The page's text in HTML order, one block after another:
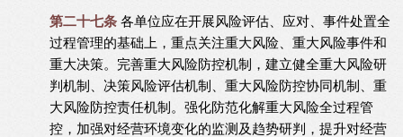
第二十七条 各单位应在开展风险评估、应对、事件处置全
过程管理的基础上，重点关注重大风险、重大风险事件和
重大决策。完善重大风险防控机制，建立健全重大风险研
判机制、决策风险评估机制、重大风险防控协同机制、重
大风险防控责任机制。强化防范化解重大风险全过程管
控，加强对经营环境变化的监测及趋势研判，提升对经营